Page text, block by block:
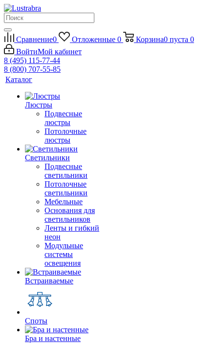
Сравнение0 Отложенные 0 Корзина0 пуста 0
ВойтиМой кабинет
8 (495) 115-77-44
8 (800) 707-55-85
Каталог
Люстры
Подвесные
люстры
Потолочные
люстры
Светильники
Подвесные
светильники
Потолочные
светильники
Мебельные
Основания для
светильников
Ленты и гибкий
неон
Модульные
системы
освещения
Встраиваемые
Споты
Бра и настенные